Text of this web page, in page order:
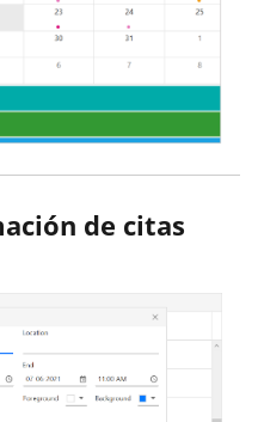
de citas